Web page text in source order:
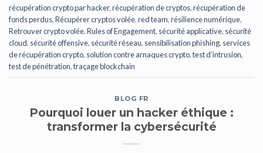
récupération crypto par hacker,récupération de cryptos,récupération de
fonds perdus,Récupérer cryptos volée,red team,résilience numérique,
Retrouver crypto volée,Rules of Engagement, sécurité applicative, sécurité
cloud, sécurité offensive, sécurité réseau, sensibilisation phishing, services
de récupération crypto, solution contre arnaques crypto,test d’intrusion,
test de pénétration,traçage blockchain
BLOG FR
Pourquoi louer un hacker éthique :
transformer la cybersécurité